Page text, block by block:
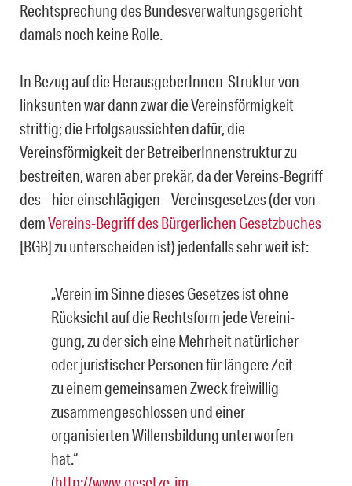
Rechtsprechung des Bundesverwaltungsgericht
damals noch keine Rolle.
In Bezug auf die HerausgeberInnen-Struktur von
linksunten war dann zwar die Vereins­förmigkeit
strittig; die Erfolgsaussichten dafür, die
Vereinsförmigkeit der BetreiberInnen­struktur zu
bestreiten, waren aber prekär, da der Vereins-Begriff
des – hier einschlägigen – Vereinsgesetzes (der von
demVereins-Begriff des Bürgerlichen Gesetzbuches
[BGB] zu unterscheiden ist) jedenfalls sehr weit ist:
„Verein im Sinne dieses Gesetzes ist ohne
Rücksicht auf die Rechtsform jede Vereini­
gung, zu der sich eine Mehrheit natürlicher
oder juristischer Personen für längere Zeit
zu einem gemeinsamen Zweck freiwillig
zusammengeschlossen und einer
organisier­ten Willensbildung unterworfen
hat.“